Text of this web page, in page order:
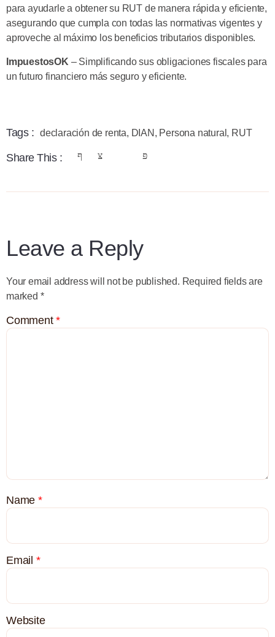
para ayudarle a obtener su RUT de manera rápida y eficiente,
asegurando que cumpla con todas las normativas vigentes y
aproveche al máximo los beneficios tributarios disponibles.
ImpuestosOK – Simplificando sus obligaciones fiscales para
un futuro financiero más seguro y eficiente.
Tags : declaración de renta, DIAN , Persona natural , RUT
Share This :
Leave a Reply
Your email address will not be published. Required fields are
marked *
Comment*
Name *
Email *
Website